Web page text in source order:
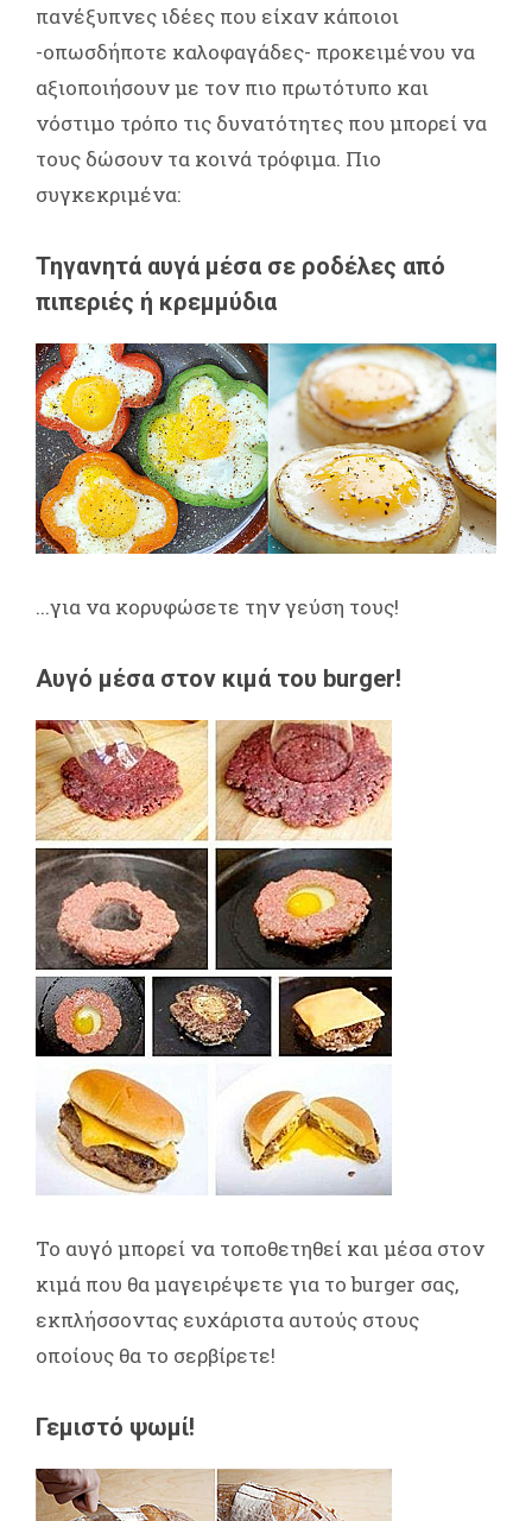
πανέξυπνες ιδέες που είχαν κάποιοι
-οπωσδήποτε καλοφαγάδες- προκειμένου να
αξιοποιήσουν με τον πιο πρωτότυπο και
νόστιμο τρόπο τις δυνατότητες που μπορεί να
τους δώσουν τα κοινά τρόφιμα. Πιο
συγκεκριμένα:
Τηγανητά αυγά μέσα σε ροδέλες από
πιπεριές ή κρεμμύδια
...για να κορυφώσετε την γεύση τους!
Αυγό μέσα στον κιμά του burger!
Το αυγό μπορεί να τοποθετηθεί και μέσα στον
κιμά που θα μαγειρέψετε για το burger σας,
εκπλήσσοντας ευχάριστα αυτούς στους
οποίους θα το σερβίρετε!
Γεμιστό ψωμί!